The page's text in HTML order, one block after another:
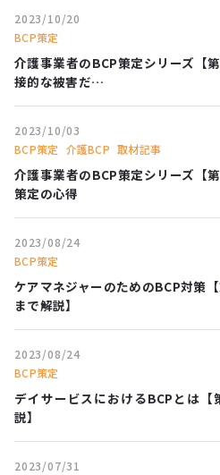
2023/10/20
BCP策定
介護事業者のBCP策定シリーズ【
接的な被害だ…
2023/10/03
BCP策定 介護BCP 取材記事
介護事業者のBCP策定シリーズ【
策定の心得
2023/08/24
BCP策定
ケアマネジャーのためのBCP対策
まで解説】
2023/08/24
BCP策定
デイサービスにおけるBCPとは
説】
2023/07/31